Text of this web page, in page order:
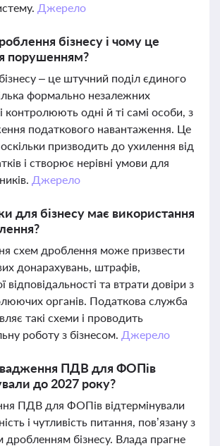
Джерело
бізнесу і чому це
порушенням?
– це штучний поділ єдиного
формально незалежних
контролюють одні й ті самі особи, з
податкового навантаження. Це
призводить до ухилення від
і створює нерівні умови для
Джерело
для бізнесу має використання
схем дроблення може призвести
донарахувань, штрафів,
відповідальності та втрати довіри з
органів. Податкова служба
такі схеми і проводить
роботу з бізнесом. Джерело
ПДВ для ФОПів
до 2027 року?
ПДВ для ФОПів відтермінували
і чутливість питання, пов’язану з
бізнесу. Влада прагне